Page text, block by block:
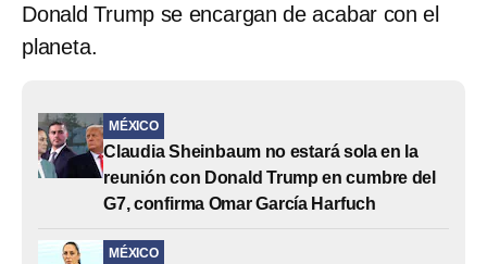
Donald Trump se encargan de acabar con el
planeta.
MÉXICO
Claudia Sheinbaum no estará sola en la
reunión con Donald Trump en cumbre del
G7, confirma Omar García Harfuch
MÉXICO